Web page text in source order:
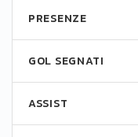
PRESENZE
GOL SEGNATI
ASSIST